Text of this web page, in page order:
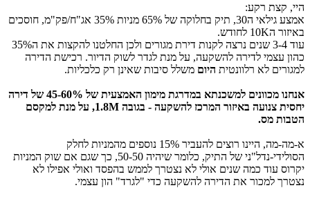
היי, קצת רקע:
אמצע גילאי ה30, תיק בחלוקה של 65% מניות 35% אג"ח/פק"מ, חוסכים
באיזור ה10K לחודש.
עוד 3-4 שנים נרצה לקנות דירת מגורים ולכן החלטנו להקצות את ה35%
כהון עצמי לדירה להשקעה, על מנת לגדר לשוק הדיור. רכישת הדירה
למגורים לא רלוונטית היום משלל סיבות שאינן רק כלכליות.
אנחנו מכוונים למשכנתא במדרגת מימון האמצעית של 45-60% של דירה
יחסית צנועה באיזור המרכז להשקעה - בגובה 1.8M, על מנת למקסם
הטבות מס.
א-מה-מה, היינו רוצים להעביר 15% נוספים מהמניות לחלק
הסולידי-נדל"ני של התיק, כלומר שיהיה 50-50, כך שגם אם שוק המניות
יקרוס עוד כמה שנים אולי לא נצטרך לממש בהפסד ואולי אפילו לא
נצטרך למכור את הדירה להשקעה כדי "לגרד" הון עצמי.